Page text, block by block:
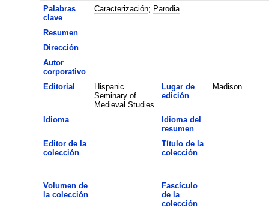
Palabras
clave
Caracterización; Parodia
Resumen
Dirección
Autor
corporativo
Editorial
Hispanic
Seminary of
Medieval Studies
Lugar de
edición
Madison
Idioma
Idioma del
resumen
Editor de la
colección
Título de la
colección
Volumen de
la colección
Fascículo
de la
colección